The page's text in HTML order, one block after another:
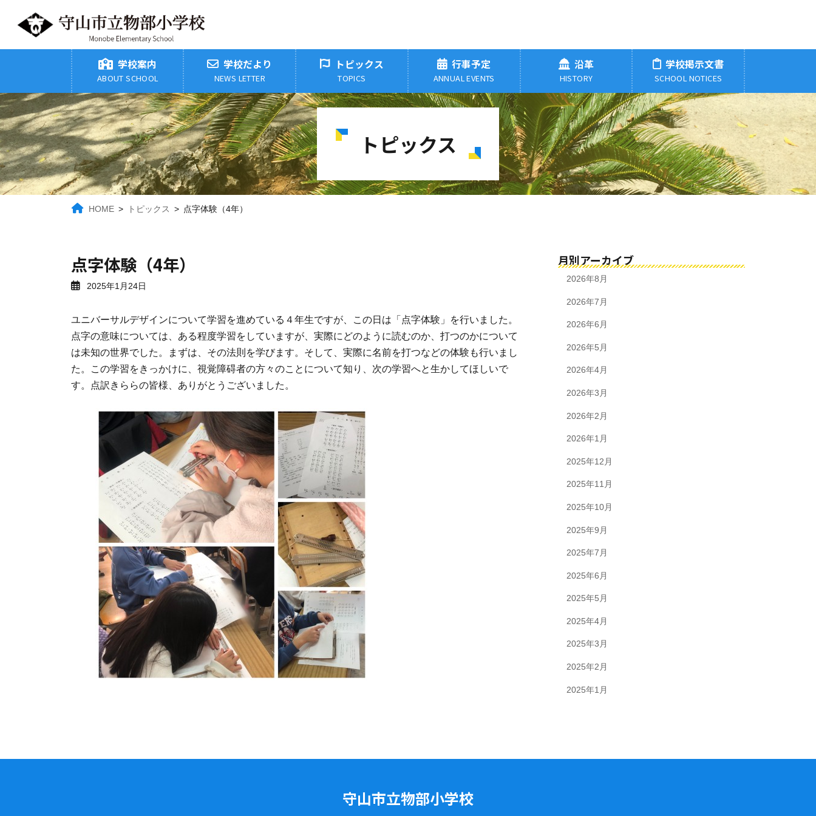
キ
ッ
プ
に
移
動
学校案内
ABOUT SCHOOL
学校だより
NEWS LETTER
トピックス
TOPICS
行事予定
ANNUAL EVENTS
沿革
HISTORY
学校掲示文書
SCHOOL NOTICES
トピックス
HOME トピックス 点字体験（4年）
点字体験（4年）
2025年1月24日
ユニバーサルデザインについて学習を進めている４年生ですが、この日は「点字体験」を行いました。
点字の意味については、ある程度学習をしていますが、実際にどのように読むのか、打つのかについて
は未知の世界でした。まずは、その法則を学びます。そして、実際に名前を打つなどの体験も行いまし
た。この学習をきっかけに、視覚障碍者の方々のことについて知り、次の学習へと生かしてほしいで
す。点訳きららの皆様、ありがとうございました。
月別アーカイブ
2026年8月
2026年7月
2026年6月
2026年5月
2026年4月
2026年3月
2026年2月
2026年1月
2025年12月
2025年11月
2025年10月
2025年9月
2025年7月
2025年6月
2025年5月
2025年4月
2025年3月
2025年2月
2025年1月
守山市立物部小学校